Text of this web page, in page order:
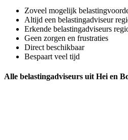
Zoveel mogelijk
Altijd een belastingadviseur
Erkende belastingadviseurs
Geen zorgen en frustraties
Direct beschikbaar
Bespaart veel tijd
Alle belastingadviseurs uit Hei en